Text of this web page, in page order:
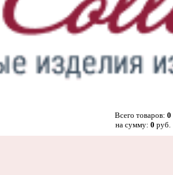
Всего товаров: 0
на сумму: 0 руб.